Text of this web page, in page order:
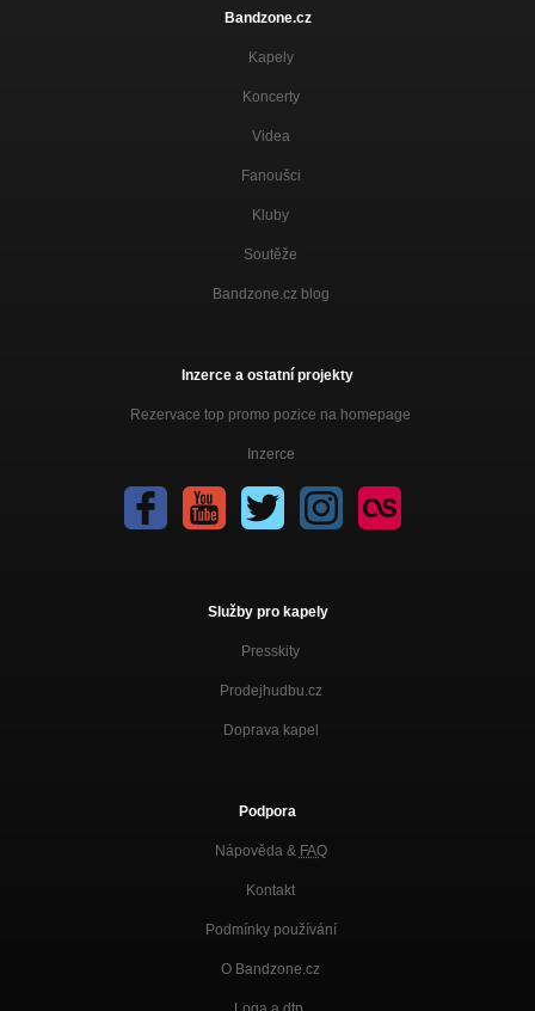
Rozkrock - Kdybych já byl kovářem 2014
Rozkrock - Ztrácím vůni
CHVĚNÍ A CHTĚNÍ
Rozkrock feat. Petr Kolář - Lhář
Bandzone.cz
Kapely
Koncerty
Videa
Fanoušci
Kluby
Soutěže
Bandzone.cz blog
Inzerce a ostatní projekty
Rezervace top promo pozice na homepage
Inzerce
Služby pro kapely
Presskity
Prodejhudbu.cz
Doprava kapel
Podpora
Nápověda & FAQ
Kontakt
Podmínky používání
O Bandzone.cz